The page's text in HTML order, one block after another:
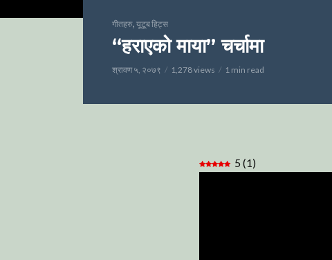
गीतहरु, यूटूब हिट्स
“हराएको माया” चर्चामा
श्रावण ५, २०७९ 1,278 views 1 min read
5 (1)